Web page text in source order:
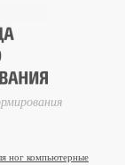
ног компьютерные